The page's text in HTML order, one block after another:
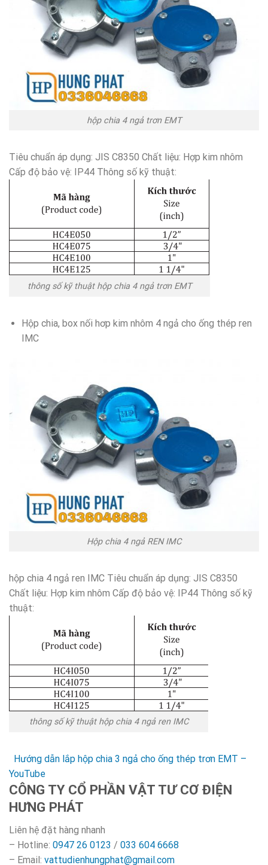
hộp chia 4 ngả trơn EMT
Tiêu chuẩn áp dụng: JIS C8350 Chất liệu: Hợp kim nhôm
Cấp độ bảo vệ: IP44 Thông số kỹ thuật:
thông số kỹ thuật hộp chia 4 ngả trơn EMT
Hộp chia, box nối hơp kim nhôm 4 ngả cho ống thép ren
IMC
Hộp chia 4 ngả REN IMC
hộp chia 4 ngả ren IMC Tiêu chuẩn áp dụng: JIS C8350
Chất liệu: Hợp kim nhôm Cấp độ bảo vệ: IP44 Thông số kỹ
thuật:
thông số kỹ thuật hộp chia 4 ngả ren IMC
Hướng dẫn lắp hộp chia 3 ngả cho ống thép trơn EMT –
YouTube
CÔNG TY CỔ PHẦN VẬT TƯ CƠ ĐIỆN
HƯNG PHÁT
Liên hệ đặt hàng nhanh
– Hotline: 0947 26 0123 / 033 604 6668
– Email: vattudienhungphat@gmail.com